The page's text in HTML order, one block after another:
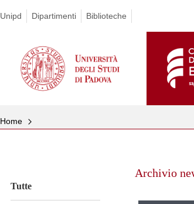
Unipd Dipartimenti Biblioteche
Home
Tutte
Archivio